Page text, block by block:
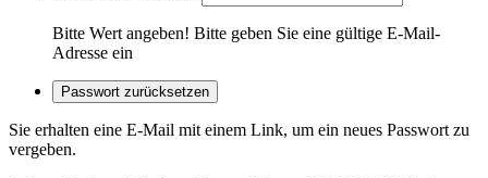
Bitte Wert angeben! Bitte geben Sie eine gültige E-Mail-
Adresse ein
Passwort zurücksetzen
Sie erhalten eine E-Mail mit einem Link, um ein neues Passwort zu
vergeben.